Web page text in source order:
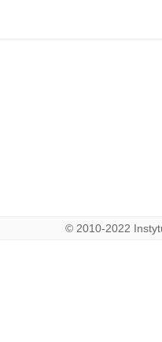
© 2010-2022